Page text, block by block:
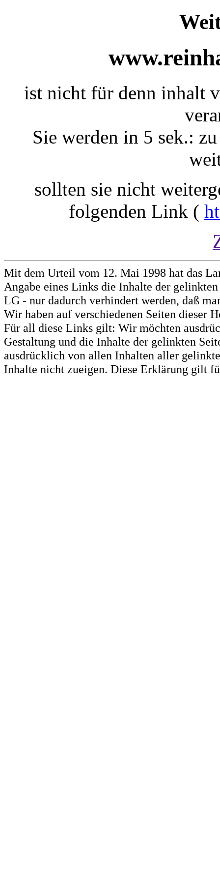
ist nicht für denn inhalt
Sie werden in 5 sek.:
sollten sie nicht
folgenden Link (
Mit dem Urteil vom 12. Mai 1998 hat das
Angabe eines Links die Inhalte der
LG - nur dadurch verhindert werden, daß
Wir haben auf verschiedenen Seiten dieser
Für all diese Links gilt: Wir möchten
Gestaltung und die Inhalte der gelinkten
ausdrücklich von allen Inhalten aller
Inhalte nicht zueigen. Diese Erklärung gilt